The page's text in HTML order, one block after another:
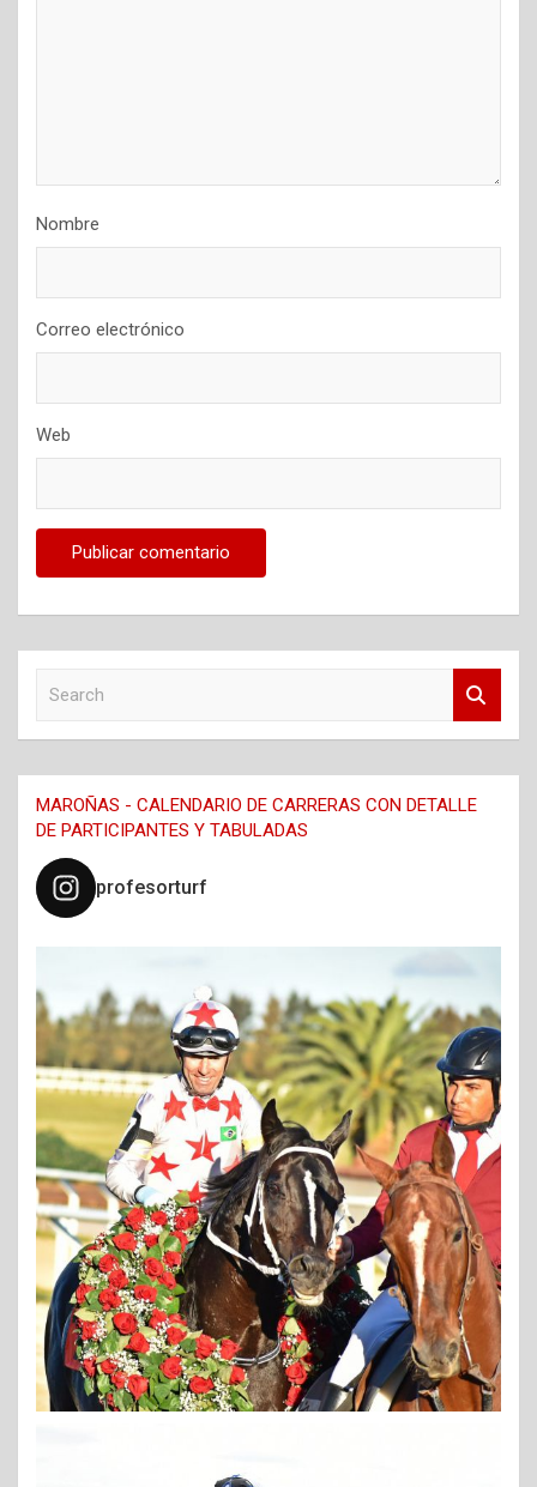
Nombre
Correo electrónico
Web
c
h
MAROÑAS - CALENDARIO DE CARRERAS CON DETALLE
DE PARTICIPANTES Y TABULADAS
profesorturf